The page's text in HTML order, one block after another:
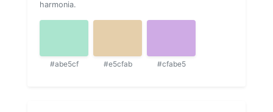
harmonia.
#abe5cf #e5cfab #cfabe5